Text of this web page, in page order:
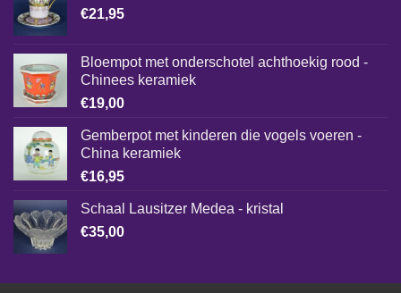
€21,95
Bloempot met onderschotel achthoekig rood -
Chinees keramiek
€19,00
Gemberpot met kinderen die vogels voeren -
China keramiek
€16,95
Schaal Lausitzer Medea - kristal
€35,00